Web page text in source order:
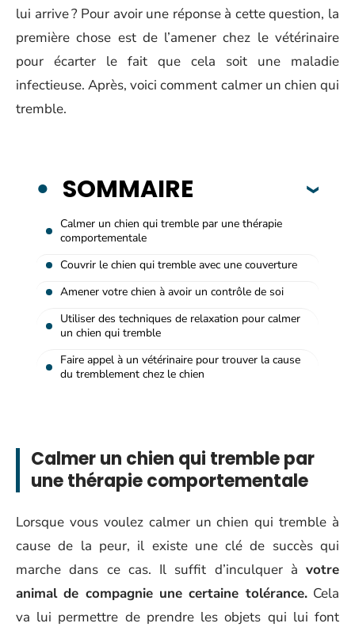
lui arrive ? Pour avoir une réponse à cette question, la
première chose est de l’amener chez le vétérinaire
pour écarter le fait que cela soit une maladie
infectieuse. Après, voici comment calmer un chien qui
tremble.
SOMMAIRE
Calmer un chien qui tremble par une thérapie
comportementale
Couvrir le chien qui tremble avec une couverture
Amener votre chien à avoir un contrôle de soi
Utiliser des techniques de relaxation pour calmer
un chien qui tremble
Faire appel à un vétérinaire pour trouver la cause
du tremblement chez le chien
Calmer un chien qui tremble par
une thérapie comportementale
Lorsque vous voulez calmer un chien qui tremble à
cause de la peur, il existe une clé de succès qui
marche dans ce cas. Il suffit d’inculquer à votre
animal de compagnie une certaine tolérance.Cela
va lui permettre de prendre les objets qui lui font